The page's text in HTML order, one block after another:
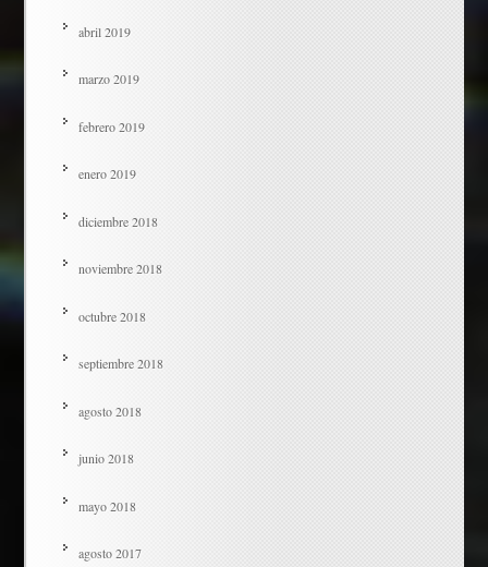
abril 2019
marzo 2019
febrero 2019
enero 2019
diciembre 2018
noviembre 2018
octubre 2018
septiembre 2018
agosto 2018
junio 2018
mayo 2018
agosto 2017